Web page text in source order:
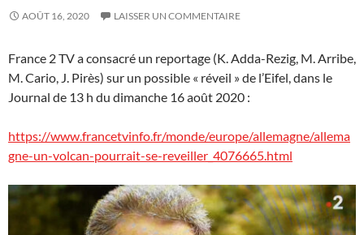
AOÛT 16, 2020 LAISSER UN COMMENTAIRE
France 2 TV a consacré un reportage (K. Adda-Rezig, M. Arribe,
M. Cario, J. Pirès) sur un possible « réveil » de l’Eifel, dans le
Journal de 13 h du dimanche 16 août 2020 :
https://www.francetvinfo.fr/monde/europe/allemagne/allema
gne-un-volcan-pourrait-se-reveiller_4076665.html